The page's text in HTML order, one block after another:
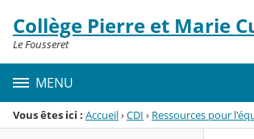
Menu de la rubrique
Contenu
Collège Pierre et Marie
Le Fousseret
MENU
Vous êtes ici : Accueil›CDI › Ressources pour